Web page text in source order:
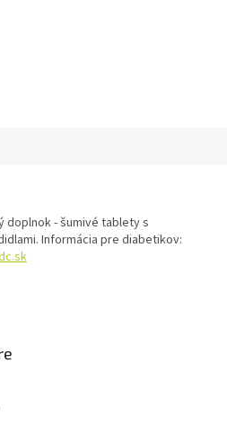
doplnok - šumivé tablety s
Informácia pre diabetikov: